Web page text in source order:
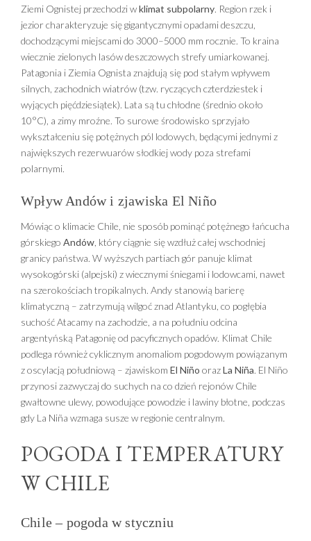
Ziemi Ognistej przechodzi wklimat subpolarny. Region rzek i
jezior charakteryzuje się gigantycznymi opadami deszczu,
dochodzącymi miejscami do 3000–5000 mm rocznie. To kraina
wiecznie zielonych lasów deszczowych strefy umiarkowanej.
Patagonia i Ziemia Ognista znajdują się pod stałym wpływem
silnych, zachodnich wiatrów (tzw. ryczących czterdziestek i
wyjących pięćdziesiątek). Lata są tu chłodne (średnio około
10°C), a zimy mroźne. To surowe środowisko sprzyjało
wykształceniu się potężnych pól lodowych, będącymi jednymi z
największych rezerwuarów słodkiej wody poza strefami
polarnymi.
Wpływ Andów i zjawiska El Niño
Mówiąc o klimacie Chile, nie sposób pominąć potężnego łańcucha
górskiego Andów , który ciągnie się wzdłuż całej wschodniej
granicy państwa. W wyższych partiach gór panuje klimat
wysokogórski (alpejski) z wiecznymi śniegami i lodowcami, nawet
na szerokościach tropikalnych. Andy stanowią barierę
klimatyczną – zatrzymują wilgoć znad Atlantyku, co pogłębia
suchość Atacamy na zachodzie, a na południu odcina
argentyńską Patagonię od pacyficznych opadów. Klimat Chile
podlega również cyklicznym anomaliom pogodowym powiązanym
z oscylacją południową – zjawiskom El Niño orazLa Niña. El Niño
przynosi zazwyczaj do suchych na co dzień rejonów Chile
gwałtowne ulewy, powodujące powodzie i lawiny błotne, podczas
gdy La Niña wzmaga susze w regionie centralnym.
POGODA I TEMPERATURY
W CHILE
Chile – pogoda w styczniu